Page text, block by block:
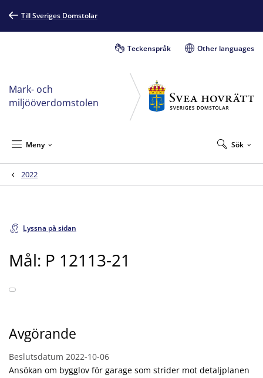
Till Sveriges Domstolar
Teckenspråk Other languages
Mark- och
miljööverdomstolen
Sök
Meny
2022
Lyssna på sidan
Mål: P 12113-21
Avgörande
Beslutsdatum 2022-10-06
Ansökan om bygglov för garage som strider mot detaljplanen